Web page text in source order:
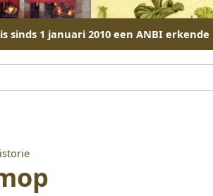
sinds 1 januari 2010 een ANBI